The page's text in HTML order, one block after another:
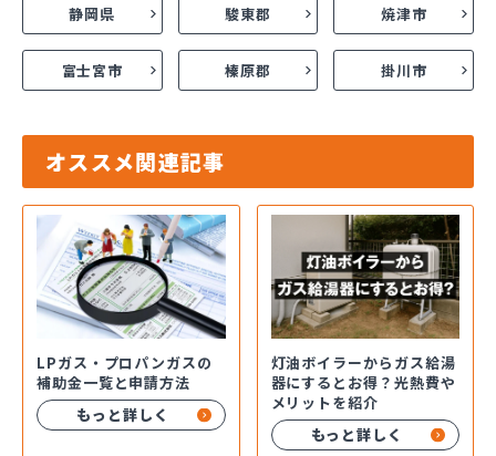
静岡県 駿東郡 焼津市
富士宮市 榛原郡 掛川市
オススメ関連記事
LPガス・プロパンガスの
補助金一覧と申請方法
もっと詳しく
灯油ボイラーからガス給湯
器にするとお得？光熱費や
メリットを紹介
もっと詳しく